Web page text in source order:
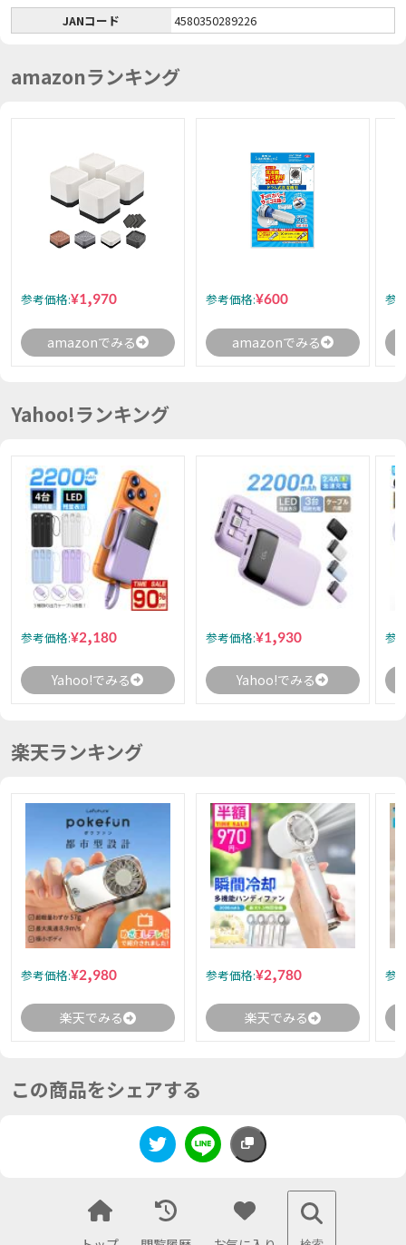
JANコード 4580350289226
amazonランキング
参考価格:¥1,970
amazonでみる
参考価格:¥600
amazonでみる
参
Yahoo!ランキング
参考価格:¥2,180
Yahoo!でみる
参考価格:¥1,930
Yahoo!でみる
参
楽天ランキング
参考価格:¥2,980
楽天でみる
参考価格:¥2,780
楽天でみる
参
この商品をシェアする